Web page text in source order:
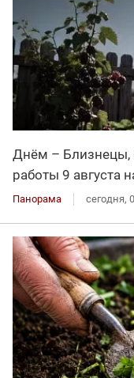
Днём – Близнецы,
работы 9 августа
Панорама сегодня,